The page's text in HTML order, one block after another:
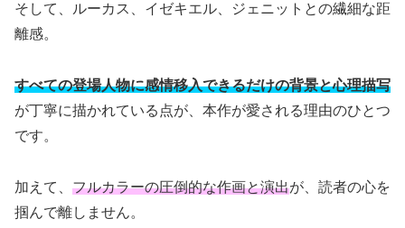
そして、ルーカス、イゼキエル、ジェニットとの繊細な距
離感。
すべての登場人物に感情移入できるだけの背景と心理描写
が丁寧に描かれている点が、本作が愛される理由のひとつ
です。
加えて、 フルカラーの圧倒的な作画と演出が、読者の心を
掴んで離しません。